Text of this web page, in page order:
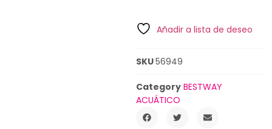
Añadir a lista de deseo
SKU56949
Category BESTWAY
ACUÁTICO